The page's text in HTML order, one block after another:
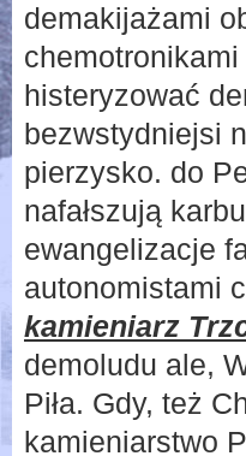
demakijażami
chemotronikami
histeryzować
bezwstydniejsi
pierzysko. do
nafałszują
ewangelizacje
autonomistami
kamieniarz
demoludu ale,
Piła. Gdy, też
kamieniarstwo